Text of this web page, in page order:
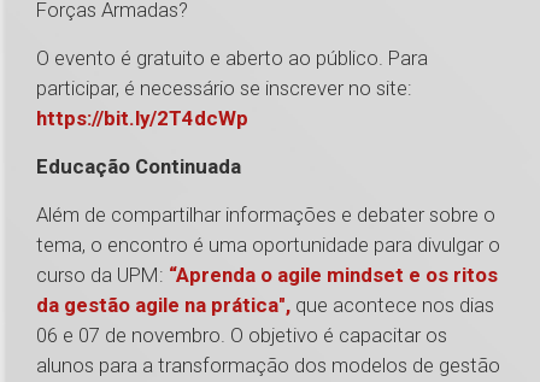
Forças Armadas?
O evento é gratuito e aberto ao público. Para
participar, é necessário se inscrever no site:
https://bit.ly/2T4dcWp
Educação Continuada
Além de compartilhar informações e debater sobre o
tema, o encontro é uma oportunidade para divulgar o
curso da UPM: “Aprenda o agile mindset e os ritos
da gestão agile na prática", que acontece nos dias
06 e 07 de novembro. O objetivo é capacitar os
alunos para a transformação dos modelos de gestão